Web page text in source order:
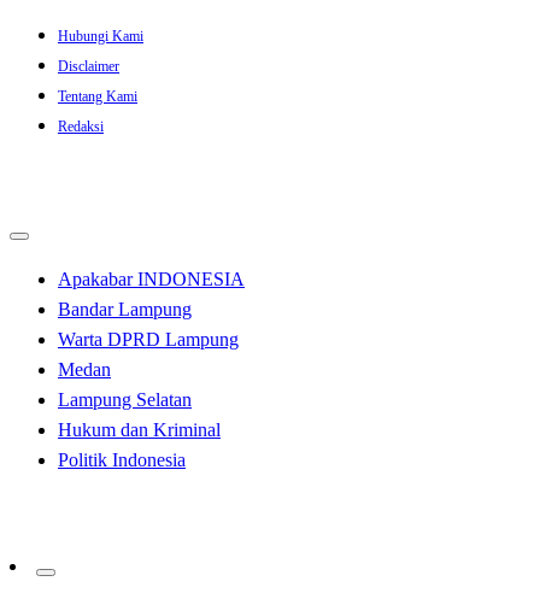
Skip
content
Hubungi Kami
Disclaimer
Tentang Kami
Redaksi
Apakabar INDONESIA
Bandar Lampung
Warta DPRD Lampung
Medan
Lampung Selatan
Hukum dan Kriminal
Politik Indonesia